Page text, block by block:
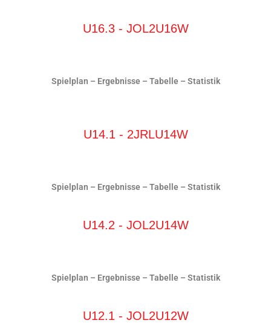
U16.3 - JOL2U16W
Spielplan – Ergebnisse – Tabelle – Statistik
U14.1 - 2JRLU14W
Spielplan – Ergebnisse – Tabelle – Statistik
U14.2 - JOL2U14W
Spielplan – Ergebnisse – Tabelle – Statistik
U12.1 - JOL2U12W